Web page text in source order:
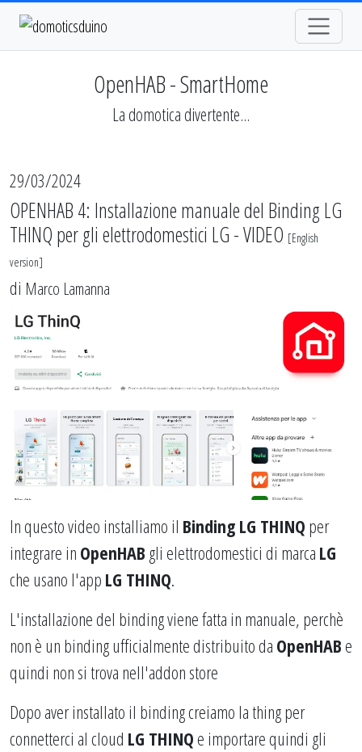
OpenHAB - SmartHome
La domotica divertente...
29/03/2024
OPENHAB 4: Installazione manuale del Binding LG
THINQ per gli elettrodomestici LG - VIDEO [English
version]
di Marco Lamanna
In questo video installiamo il Binding LG THINQ per
integrare in OpenHAB gli elettrodomestici di marca LG
che usano l'app LG THINQ.
L'installazione del binding viene fatta in manuale, perchè
non è un binding ufficialmente distribuito da OpenHAB e
quindi non si trova nell'addon store
Dopo aver installato il binding creiamo la thing per
connetterci al cloud LG THINQ e importare quindi gli